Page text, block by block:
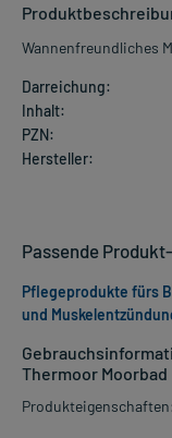
Wannenfreundliches
Darreichung:
Inhalt:
PZN:
Hersteller:
Thermoor Moorbad
Produkteigenschaften:
Passende
Pflegeprodukte fürs
und